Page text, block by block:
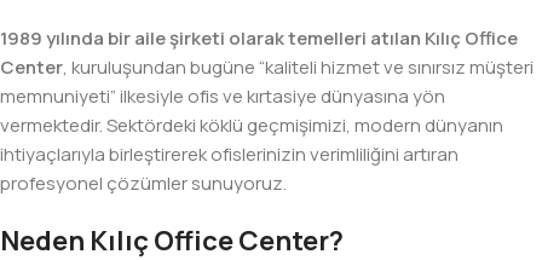
1989 yılında bir aile şirketi olarak temelleri atılan Kılıç Office
Center, kuruluşundan bugüne “kaliteli hizmet ve sınırsız müşteri
memnuniyeti” ilkesiyle ofis ve kırtasiye dünyasına yön
vermektedir. Sektördeki köklü geçmişimizi, modern dünyanın
ihtiyaçlarıyla birleştirerek ofislerinizin verimliliğini artıran
profesyonel çözümler sunuyoruz.
Neden Kılıç Office Center?